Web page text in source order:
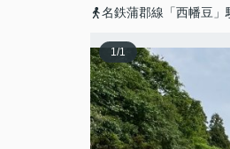
名鉄蒲郡線「西幡豆」
1/1